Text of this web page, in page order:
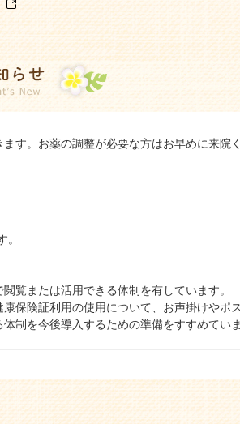
ます。お薬の調整が必要な方はお早めに来院
覧または活用できる体制を有しています。
保険証利用の使用について、お声掛けやポ
制を今後導入するための準備をすすめていま
症（COVID19）、その他の感染症に関して
マスク着用をお願いします。お車での来院